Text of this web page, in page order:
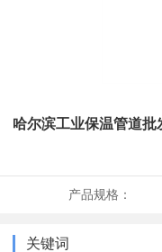
哈尔滨工业保温管道
产品规格：
关键词